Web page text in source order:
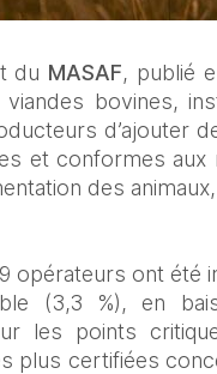
du MASAF, publié
viandes bovines,
d’ajouter
et conformes aux
des
opérateurs ont été
(3,3 %), en
les points
plus certifiées